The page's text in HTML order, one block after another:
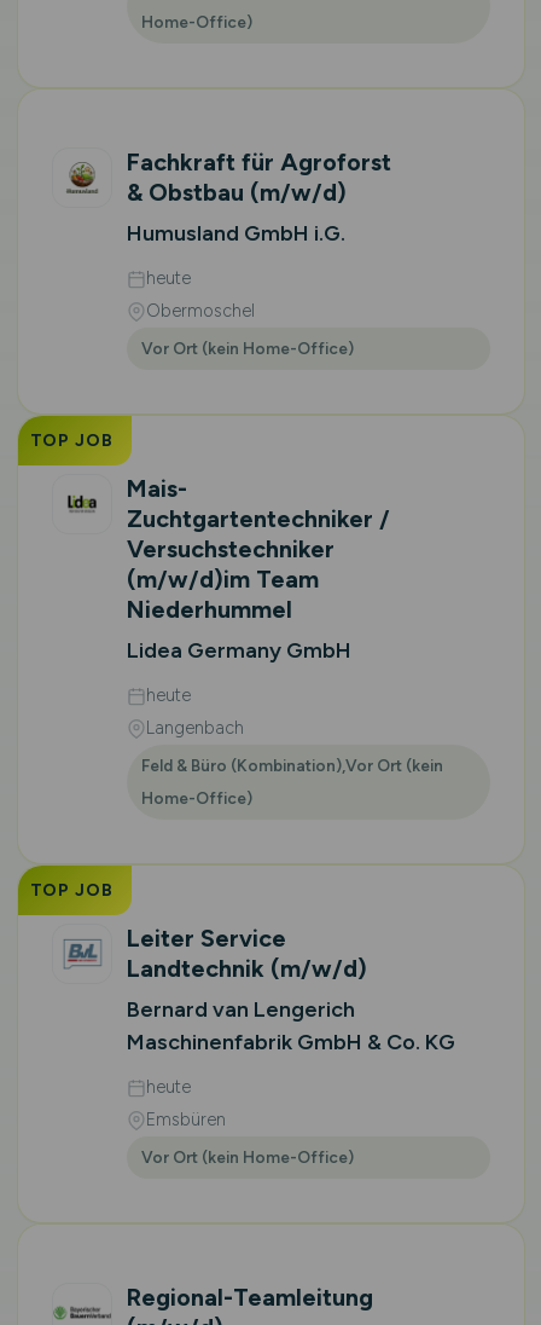
Home-Office)
Fachkraft für Agroforst
& Obstbau (m/w/d)
Humusland GmbH i.G.
heute
Obermoschel
Vor Ort (kein Home-Office)
TOP JOB
Mais-
Zuchtgartentechniker /
Versuchstechniker
(m/w/d)im Team
Niederhummel
Lidea Germany GmbH
heute
Langenbach
Feld & Büro (Kombination),Vor Ort (kein
Home-Office)
TOP JOB
Leiter Service
Landtechnik (m/w/d)
Bernard van Lengerich
Maschinenfabrik GmbH & Co. KG
heute
Emsbüren
Vor Ort (kein Home-Office)
Regional-Teamleitung